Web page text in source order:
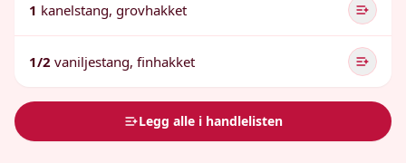
1 kanelstang, grovhakket
1/2 vaniljestang, finhakket
Legg alle i handlelisten